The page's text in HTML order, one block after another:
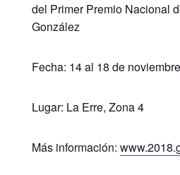
del Primer Premio Nacional
González
Fecha: 14 al 18 de noviembre
Lugar: La Erre, Zona 4
Más información: